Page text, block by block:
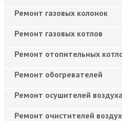
Ремонт газовых колонок
Ремонт газовых котлов
Ремонт отопительных
Ремонт обогревателей
Ремонт осушителей воздуха
Ремонт очистителей